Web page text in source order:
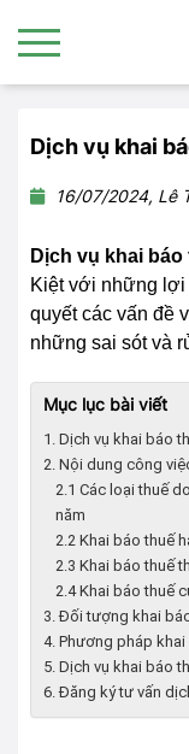
Dịch vụ khai
16/07/2024, Lê
Dịch vụ khai
Kiệt với những lợi
quyết các vấn đề
những sai sót và
Mục lục bài viết
1. Dịch vụ khai báo
2. Nội dung công
2.1 Các loại thuế
năm
2.2 Khai báo thuế
2.3 Khai báo thuế
2.4 Khai báo thuế
3. Đối tượng khai
4. Phương pháp
5. Dịch vụ khai báo
6. Đăng ký tư vấn